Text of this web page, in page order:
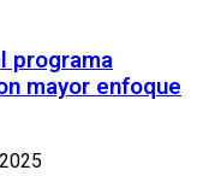
programa
mayor enfoque